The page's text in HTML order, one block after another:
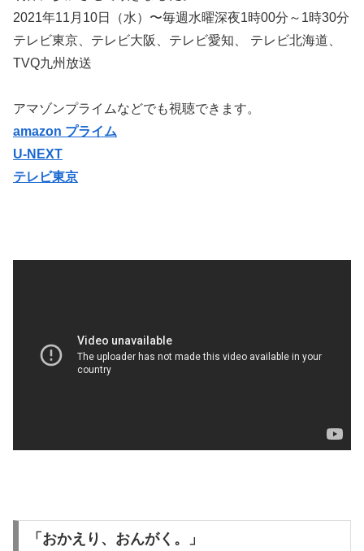
2021年11月10日（水）〜毎週水曜深夜1時00分～1時30分
テレビ東京、テレビ大阪、テレビ愛知、 テレビ北海道、
TVQ九州放送
アマゾンプライムなどでも視聴できます。
amazon プライム
U-NEXT
テレビ東京
「おかえり、おんがく。」